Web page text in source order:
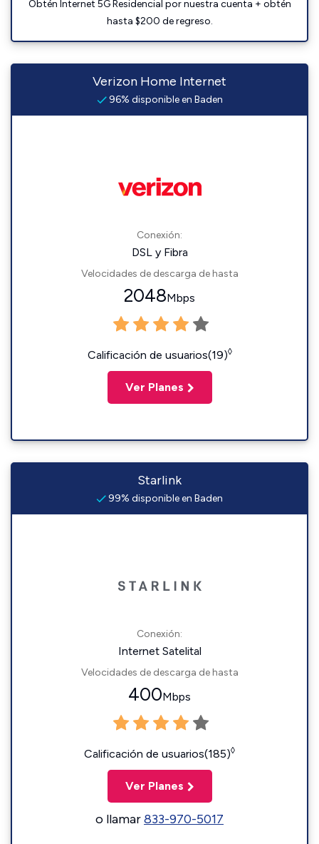
Obtén Internet 5G Residencial por nuestra cuenta + obtén
hasta $200 de regreso.
Verizon Home Internet
96% disponible en Baden
Conexión:
DSL y Fibra
Velocidades de descarga de hasta
2048Mbps
Calificación de usuarios(19)◊
Ver Planes
Starlink
99% disponible en Baden
Conexión:
Internet Satelital
Velocidades de descarga de hasta
400Mbps
Calificación de usuarios(185)◊
Ver Planes
o llamar833-970-5017